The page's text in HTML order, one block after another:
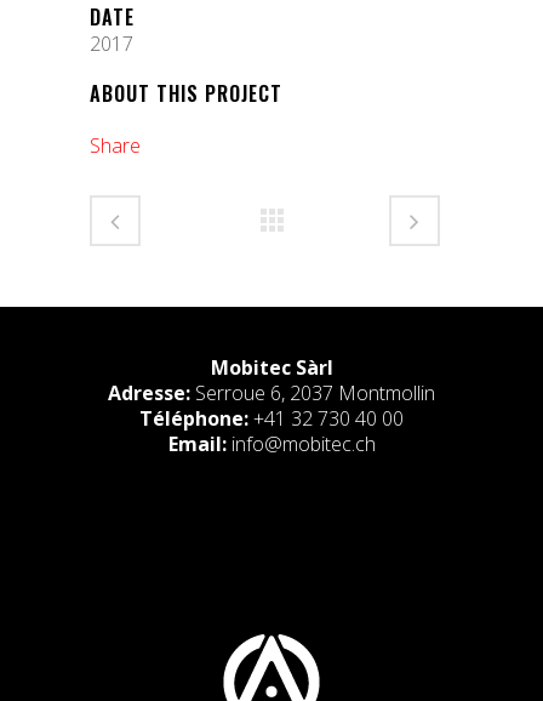
DATE
2017
ABOUT THIS PROJECT
Share
Mobitec Sàrl
Adresse: Serroue 6, 2037 Montmollin
Téléphone:+41 32 730 40 00
Email: info@mobitec.ch